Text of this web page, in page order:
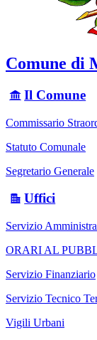
Comune di
Il Comune
Commissario
Statuto Comunale
Segretario Generale
Uffici
Servizio
ORARI AL
Servizio Finanziario
Servizio Tecnico
Vigili Urbani